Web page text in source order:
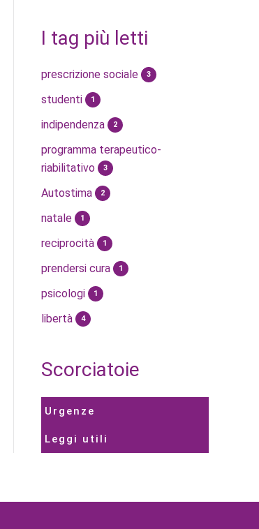
I tag più letti
prescrizione sociale 3
studenti 1
indipendenza 2
programma terapeutico-
riabilitativo
3
Autostima 2
natale 1
reciprocità 1
prendersi cura 1
psicologi 1
libertà 4
Scorciatoie
Urgenze
Leggi utili